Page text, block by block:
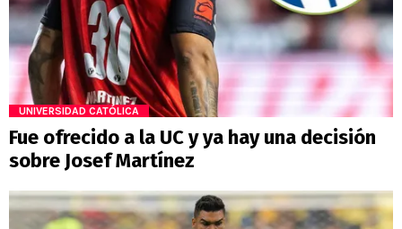
UNIVERSIDAD CATÓLICA
Fue ofrecido a la UC y ya hay una decisión
sobre Josef Martínez